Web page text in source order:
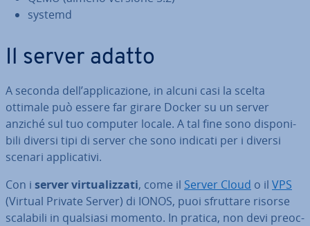
systemd
Il server adatto
A seconda dell’ap­pli­ca­zio­ne, in alcuni casi la scelta
ottimale può essere far girare Docker su un server
anziché sul tuo computer locale. A tal fine sono di­spo­ni­
bi­li diversi tipi di server che sono indicati per i diversi
scenari ap­pli­ca­ti­vi.
Con i server vir­tua­liz­za­ti, come il Server Cloud o il VPS
(Virtual Private Server) di IONOS, puoi sfruttare risorse
scalabili in qualsiasi momento. In pratica, non devi pre­oc­